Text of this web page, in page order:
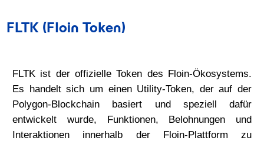
FLTK (Floin Token)
FLTK ist der offizielle Token des Floin-Ökosystems.
Es handelt sich um einen Utility-Token, der auf der
Polygon-Blockchain basiert und speziell dafür
entwickelt wurde, Funktionen, Belohnungen und
Interaktionen innerhalb der Floin-Plattform zu